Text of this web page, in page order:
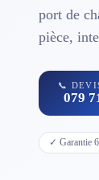
Contact
📱
📍
port de
pièce,
📞
079
✓ Garantie